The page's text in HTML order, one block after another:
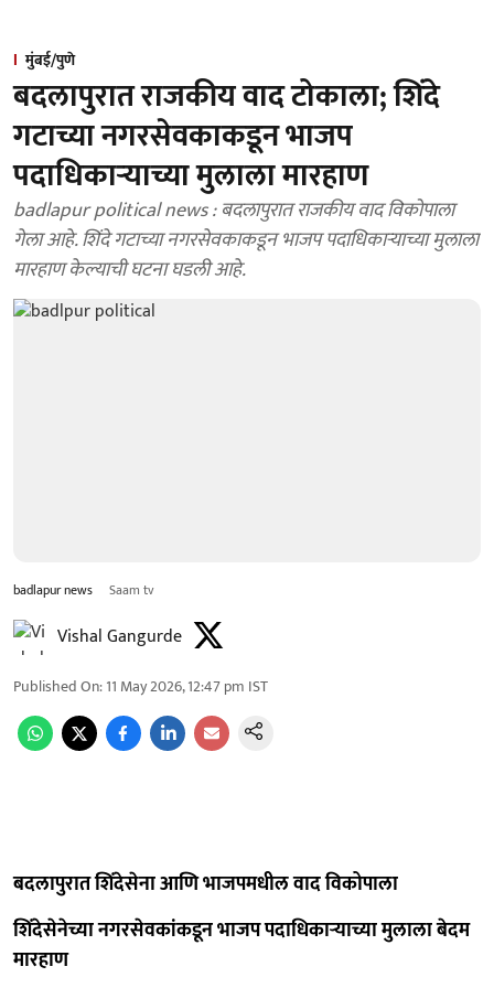
मुंबई/पुणे
बदलापुरात राजकीय वाद टोकाला; शिंदे
गटाच्या नगरसेवकाकडून भाजप
पदाधिकाऱ्याच्या मुलाला मारहाण
badlapur political news : बदलापुरात राजकीय वाद विकोपाला
गेला आहे. शिंदे गटाच्या नगरसेवकाकडून भाजप पदाधिकाऱ्याच्या मुलाला
मारहाण केल्याची घटना घडली आहे.
badlapur news Saam tv
Vishal Gangurde
Published On:11 May 2026, 12:47 pm IST
बदलापुरात शिंदेसेना आणि भाजपमधील वाद विकोपाला
शिंदेसेनेच्या नगरसेवकांकडून भाजप पदाधिकाऱ्याच्या मुलाला बेदम
मारहाण